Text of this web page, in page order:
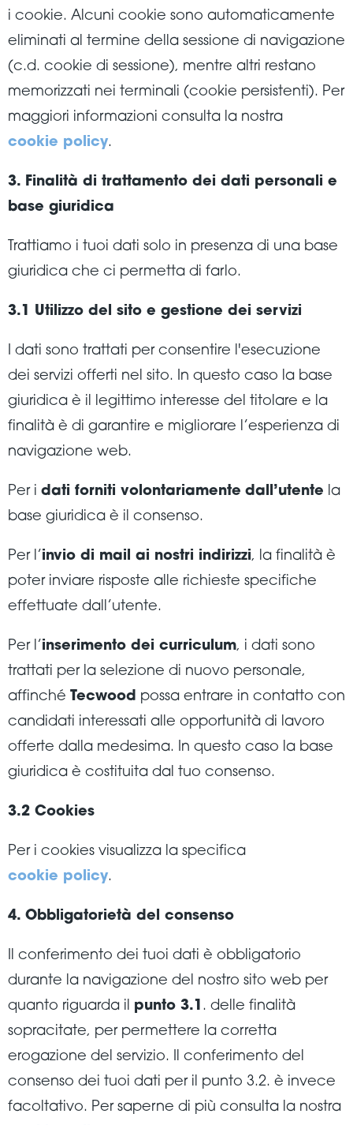
i cookie. Alcuni cookie sono automaticamente
eliminati al termine della sessione di navigazione
(c.d. cookie di sessione), mentre altri restano
memorizzati nei terminali (cookie persistenti). Per
maggiori informazioni consulta la nostra
cookie policy.
3. Finalità di trattamento dei dati personali e
base giuridica
Trattiamo i tuoi dati solo in presenza di una base
giuridica che ci permetta di farlo.
3.1 Utilizzo del sito e gestione dei servizi
I dati sono trattati per consentire l'esecuzione
dei servizi offerti nel sito. In questo caso la base
giuridica è il legittimo interesse del titolare e la
finalità è di garantire e migliorare l’esperienza di
navigazione web.
Per i dati forniti volontariamente dall’utente la
base giuridica è il consenso.
Per l’invio di mail ai nostri indirizzi, la finalità è
poter inviare risposte alle richieste specifiche
effettuate dall’utente.
Per l’inserimento dei curriculum, i dati sono
trattati per la selezione di nuovo personale,
affinché Tecwood possa entrare in contatto con
candidati interessati alle opportunità di lavoro
offerte dalla medesima. In questo caso la base
giuridica è costituita dal tuo consenso.
3.2 Cookies
Per i cookies visualizza la specifica
cookie policy.
4. Obbligatorietà del consenso
Il conferimento dei tuoi dati è obbligatorio
durante la navigazione del nostro sito web per
quanto riguarda il punto 3.1 . delle finalità
sopracitate, per permettere la corretta
erogazione del servizio. Il conferimento del
consenso dei tuoi dati per il punto 3.2. è invece
facoltativo. Per saperne di più consulta la nostra